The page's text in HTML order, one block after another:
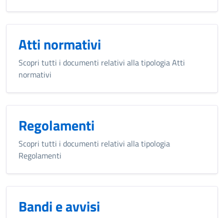
Atti normativi
Scopri tutti i documenti relativi alla tipologia Atti
normativi
Regolamenti
Scopri tutti i documenti relativi alla tipologia
Regolamenti
Bandi e avvisi